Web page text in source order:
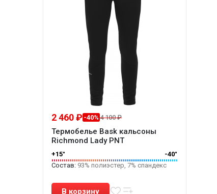
Термобелье Bask кальсоны
Richmond Lady PNT
+15°
-40°
Состав: 93% полиэстер, 7% спандекс
2 460 ₽ -40% 4 100 ₽